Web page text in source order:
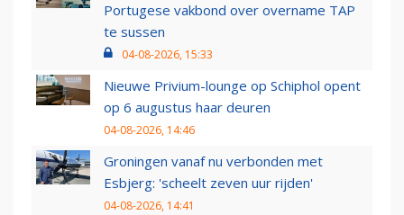
Portugese vakbond over overname TAP
te sussen
04-08-2026, 15:33
Nieuwe Privium-lounge op Schiphol opent
op 6 augustus haar deuren
04-08-2026, 14:46
Groningen vanaf nu verbonden met
Esbjerg: 'scheelt zeven uur rijden'
04-08-2026, 14:41